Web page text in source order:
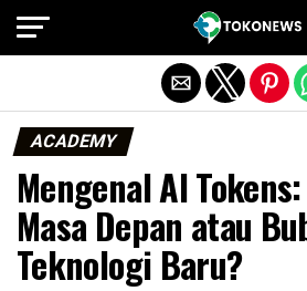
ACADEMY
Mengenal AI
Masa Depan atau
Teknologi Baru?
Exit mobile